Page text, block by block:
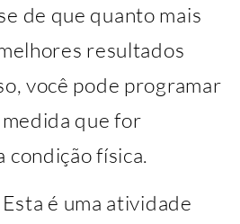
de que quanto mais
resultados
você pode programar
que for
condição física.
Esta é uma atividade